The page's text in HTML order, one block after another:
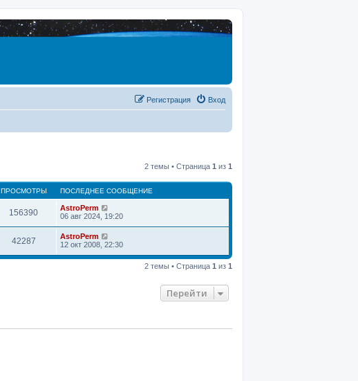
Вход
Регистрация
2 темы • Страница 1 из 1
ПРОСМОТРЫ ПОСЛЕДНЕЕ СООБЩЕНИЕ
156390
AstroPerm
06 авг 2024, 19:20
42287
AstroPerm
12 окт 2008, 22:30
2 темы • Страница 1 из 1
Перейти